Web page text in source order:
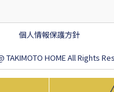
個人情報保護方針
TAKIMOTO HOME All Rights